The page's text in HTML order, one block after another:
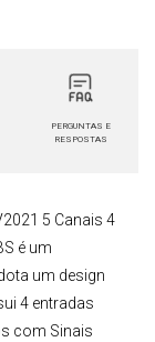
PERGUNTAS E
RESPOSTAS
5 Canais 4
é um
um design
4 entradas
com Sinais